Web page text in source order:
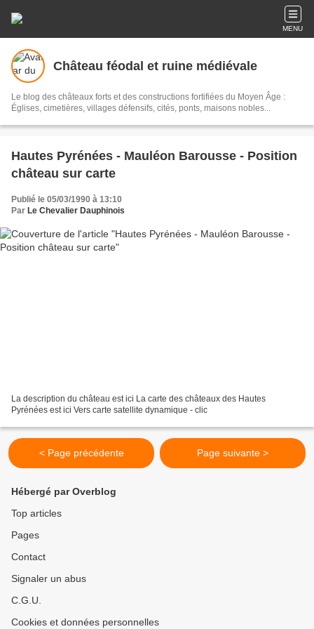
MENU
Château féodal et ruine médiévale
Le blog des châteaux forts et des constructions fortifiées du Moyen Âge :
Églises, cimetières, villages défensifs, cités, ponts, maisons nobles...
Hautes Pyrénées - Mauléon Barousse - Position
château sur carte
Publié le 05/03/1990 à 13:10
Par Le Chevalier Dauphinois
La description du château est ici La carte des châteaux des Hautes
Pyrénées est ici Vers carte satellite dynamique - clic
< Page précédente Page suivante >
Hébergé par Overblog
Top articles
Pages
Contact
Signaler un abus
C.G.U.
Cookies et données personnelles